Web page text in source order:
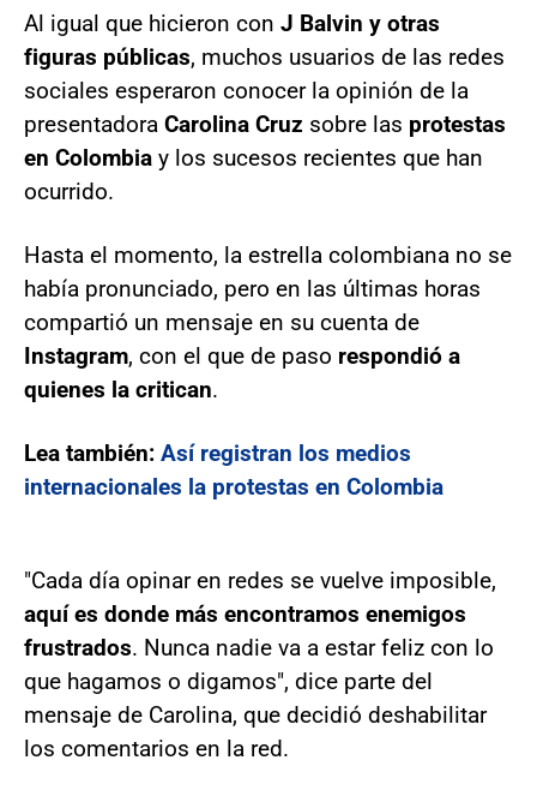
Al igual que hicieron con J Balvin y otras
figuras públicas, muchos usuarios de las redes
sociales esperaron conocer la opinión de la
presentadora Carolina Cruz sobre las protestas
en Colombia y los sucesos recientes que han
ocurrido.
Hasta el momento, la estrella colombiana no se
había pronunciado, pero en las últimas horas
compartió un mensaje en su cuenta de
Instagram, con el que de paso respondió a
quienes la critican.
Lea también: Así registran los medios
internacionales la protestas en Colombia
"Cada día opinar en redes se vuelve imposible,
aquí es donde más encontramos enemigos
frustrados. Nunca nadie va a estar feliz con lo
que hagamos o digamos", dice parte del
mensaje de Carolina, que decidió deshabilitar
los comentarios en la red.